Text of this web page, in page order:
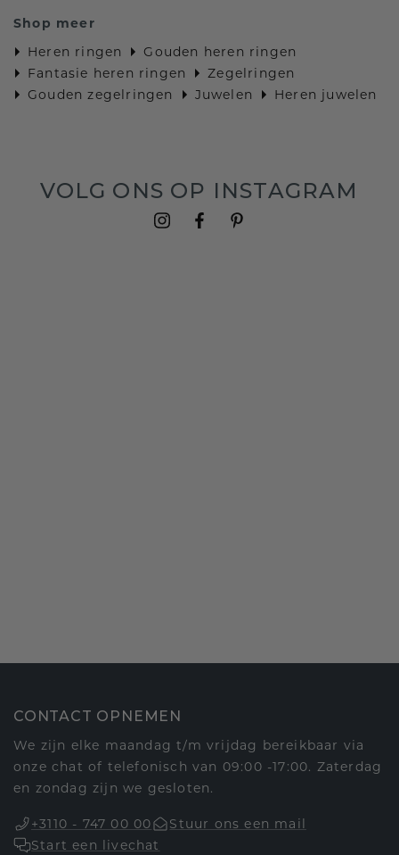
Shop meer
Heren ringen
Gouden heren ringen
Fantasie heren ringen
Zegelringen
Gouden zegelringen
Juwelen Heren juwelen
VOLG ONS OP INSTAGRAM
CONTACT OPNEMEN
We zijn elke maandag t/m vrijdag bereikbaar via
onze chat of telefonisch van 09:00 -17:00. Zaterdag
en zondag zijn we gesloten.
+3110 - 747 00 00
Stuur ons een mail
Start een livechat